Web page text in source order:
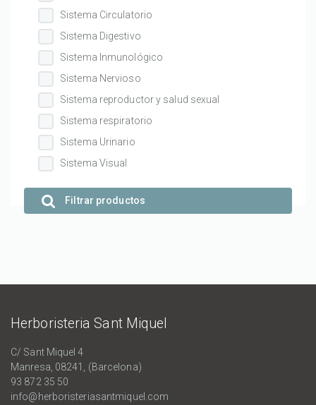
Sistema Circulatorio
Sistema Digestivo
Sistema Inmunológico
Sistema Nervioso
Sistema reproductor y salud sexual
Sistema respiratorio
Sistema Urinario
Sistema Visual
Filtrar productos
Herboristeria Sant Miquel
C/ Sant Miquel 4
Manresa, 08241, (Barcelona)
93 872 35 50
info@herboristeriasantmiquel.com